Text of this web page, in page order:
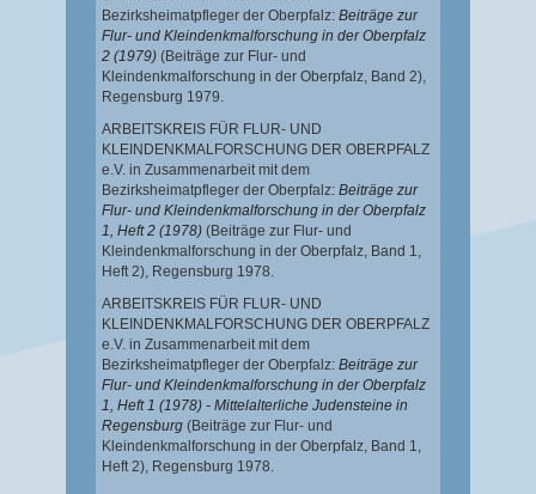
Bezirksheimatpfleger der Oberpfalz: Beiträge zur
Flur- und Kleindenkmalforschung in der Oberpfalz
2 (1979) (Beiträge zur Flur- und
Kleindenkmalforschung in der Oberpfalz, Band 2),
Regensburg 1979.
ARBEITSKREIS FÜR FLUR- UND
KLEINDENKMALFORSCHUNG DER OBERPFALZ
e.V. in Zusammenarbeit mit dem
Bezirksheimatpfleger der Oberpfalz: Beiträge zur
Flur- und Kleindenkmalforschung in der Oberpfalz
1, Heft 2 (1978) (Beiträge zur Flur- und
Kleindenkmalforschung in der Oberpfalz, Band 1,
Heft 2), Regensburg 1978.
ARBEITSKREIS FÜR FLUR- UND
KLEINDENKMALFORSCHUNG DER OBERPFALZ
e.V. in Zusammenarbeit mit dem
Bezirksheimatpfleger der Oberpfalz: Beiträge zur
Flur- und Kleindenkmalforschung in der Oberpfalz
1, Heft 1 (1978) - Mittelalterliche Judensteine in
Regensburg (Beiträge zur Flur- und
Kleindenkmalforschung in der Oberpfalz, Band 1,
Heft 2), Regensburg 1978.